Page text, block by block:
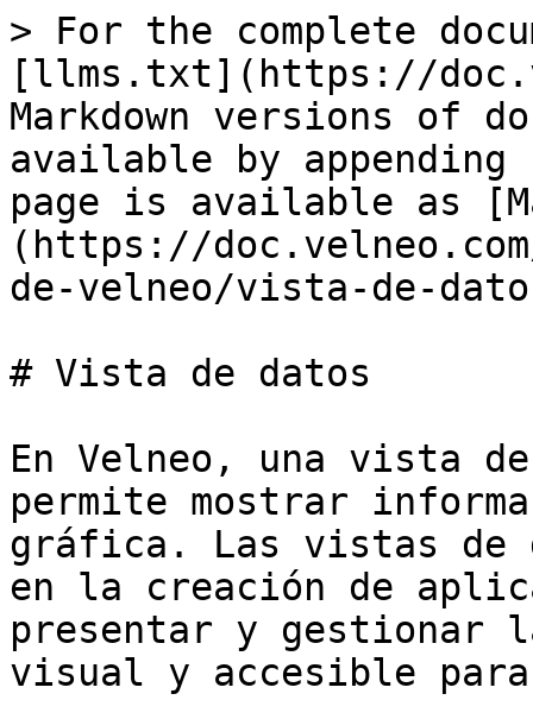
> For the complete
[llms.txt](https://
Markdown versions of
available by
page is available as
(https://
de-velneo/vista-de-
# Vista de datos
En Velneo, una vista
permite mostrar
gráfica. Las vistas de
en la creación de
presentar y gestionar
visual y accesible